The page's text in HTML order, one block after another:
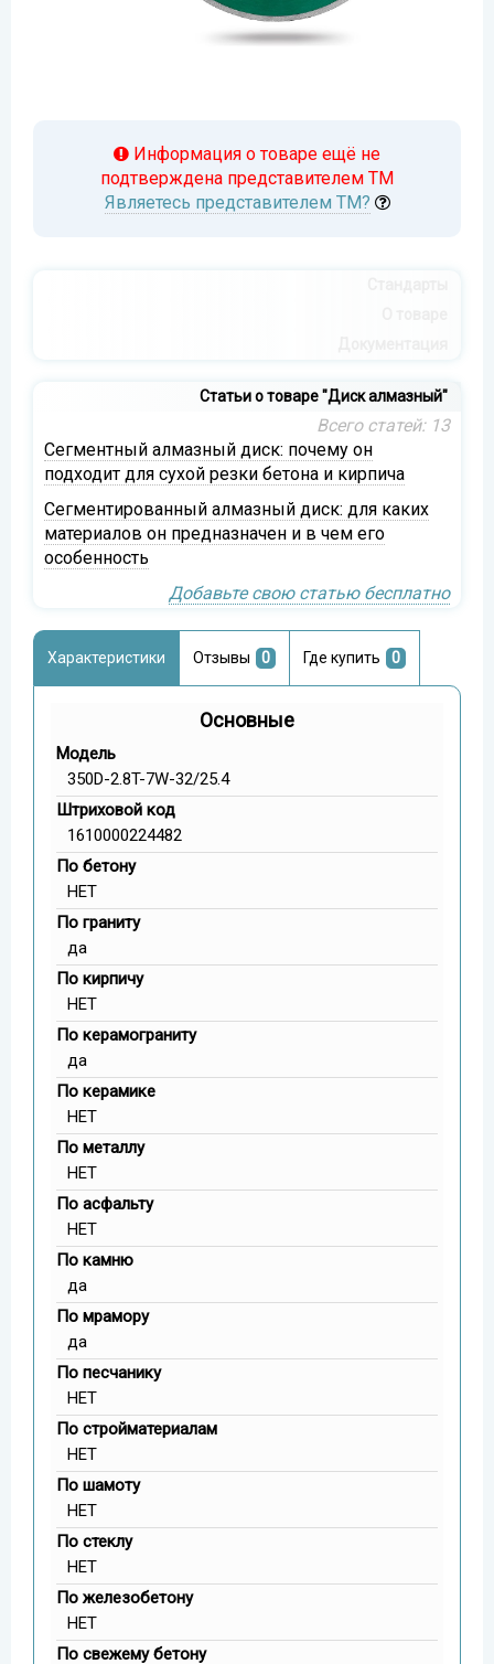
Информация о товаре ещё не
подтверждена представителем ТМ
Являетесь представителем ТМ?
Статьи о товаре "Диск алмазный"
Всего статей: 13
Сегментный алмазный диск: почему он
подходит для сухой резки бетона и кирпича
Сегментированный алмазный диск: для каких
материалов он предназначен и в чем его
особенность
Добавьте свою статью бесплатно
Характеристики Отзывы 0 Где купить 0
Основные
Модель
350D-2.8T-7W-32/25.4
Штриховой код
1610000224482
По бетону
НЕТ
По граниту
да
По кирпичу
НЕТ
По керамограниту
да
По керамике
НЕТ
По металлу
НЕТ
По асфальту
НЕТ
По камню
да
По мрамору
да
По песчанику
НЕТ
По стройматериалам
НЕТ
По шамоту
НЕТ
По стеклу
НЕТ
По железобетону
НЕТ
По свежему бетону